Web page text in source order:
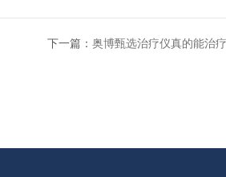
下一篇： 奥博甄选治疗仪真的能治